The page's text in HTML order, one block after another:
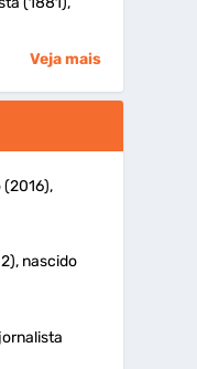
Veja mais
nascido